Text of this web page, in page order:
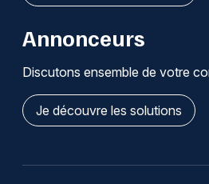
Annonceurs
Discutons ensemble de votre
Je découvre les solutions